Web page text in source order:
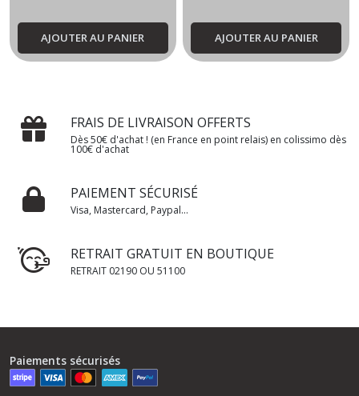
AJOUTER AU PANIER AJOUTER AU PANIER
FRAIS DE LIVRAISON OFFERTS
Dès 50€ d'achat ! (en France en point relais) en colissimo dès
100€ d'achat
PAIEMENT SÉCURISÉ
Visa, Mastercard, Paypal...
RETRAIT GRATUIT EN BOUTIQUE
RETRAIT 02190 OU 51100
Paiements sécurisés